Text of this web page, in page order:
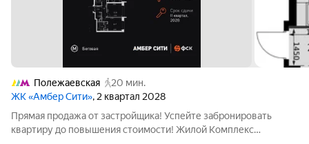
Полежаевская
20 мин.
ЖК «Амбер Сити», 2 квартал 2028
Прямая продажа от застройщика! Успейте забронировать
квартиру до повышения стоимости! Жилой Комплекс